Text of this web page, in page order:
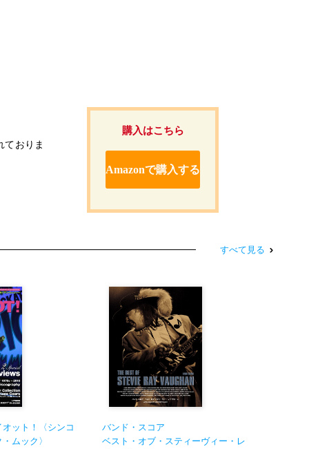
ておりま
購入はこちら
Amazonで購入する
すべて見る
ット！〈シンコ
ムック〉
バンド・スコア
ベスト・オブ・スティーヴィー・レ